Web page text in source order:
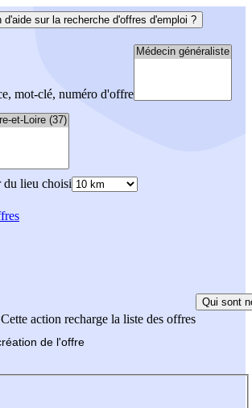
d'aide sur la recherche d'offres d'emploi ?
mot-clé, numéro d'offre
du lieu choisi
Cette action recharge la liste des offres
Qui sont
de l'offre